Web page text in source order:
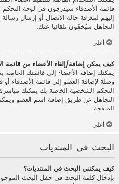
قائمة الأصدقاء سيدرجون في لوحة
إليهم لمعرفة حالة الاتصال أو إرسال
التجاهل سيُخفَونَ تلقائيا عنك.
أعلى
كيف يمكن إضافة/إلغاء الأعضاء من قائمة
يمكنك إضافة الأعضاء إلى قائمتك
وصلة لإضافة العضو إلى قائمة الأصدقاء
التحكم الشخصية الخاصة بك يمكنك مباشرة
التجاهل عن طريق إضافة اسم العضو
الصفحة.
أعلى
البحث في المنتديات
كيف يمكنني البحث في المنتديات؟
بإدخال كلمة البحث في حقل البحث